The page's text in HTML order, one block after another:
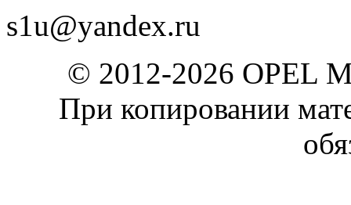
s1u@yandex.ru
© 2012-2026 OPEL
При копировании